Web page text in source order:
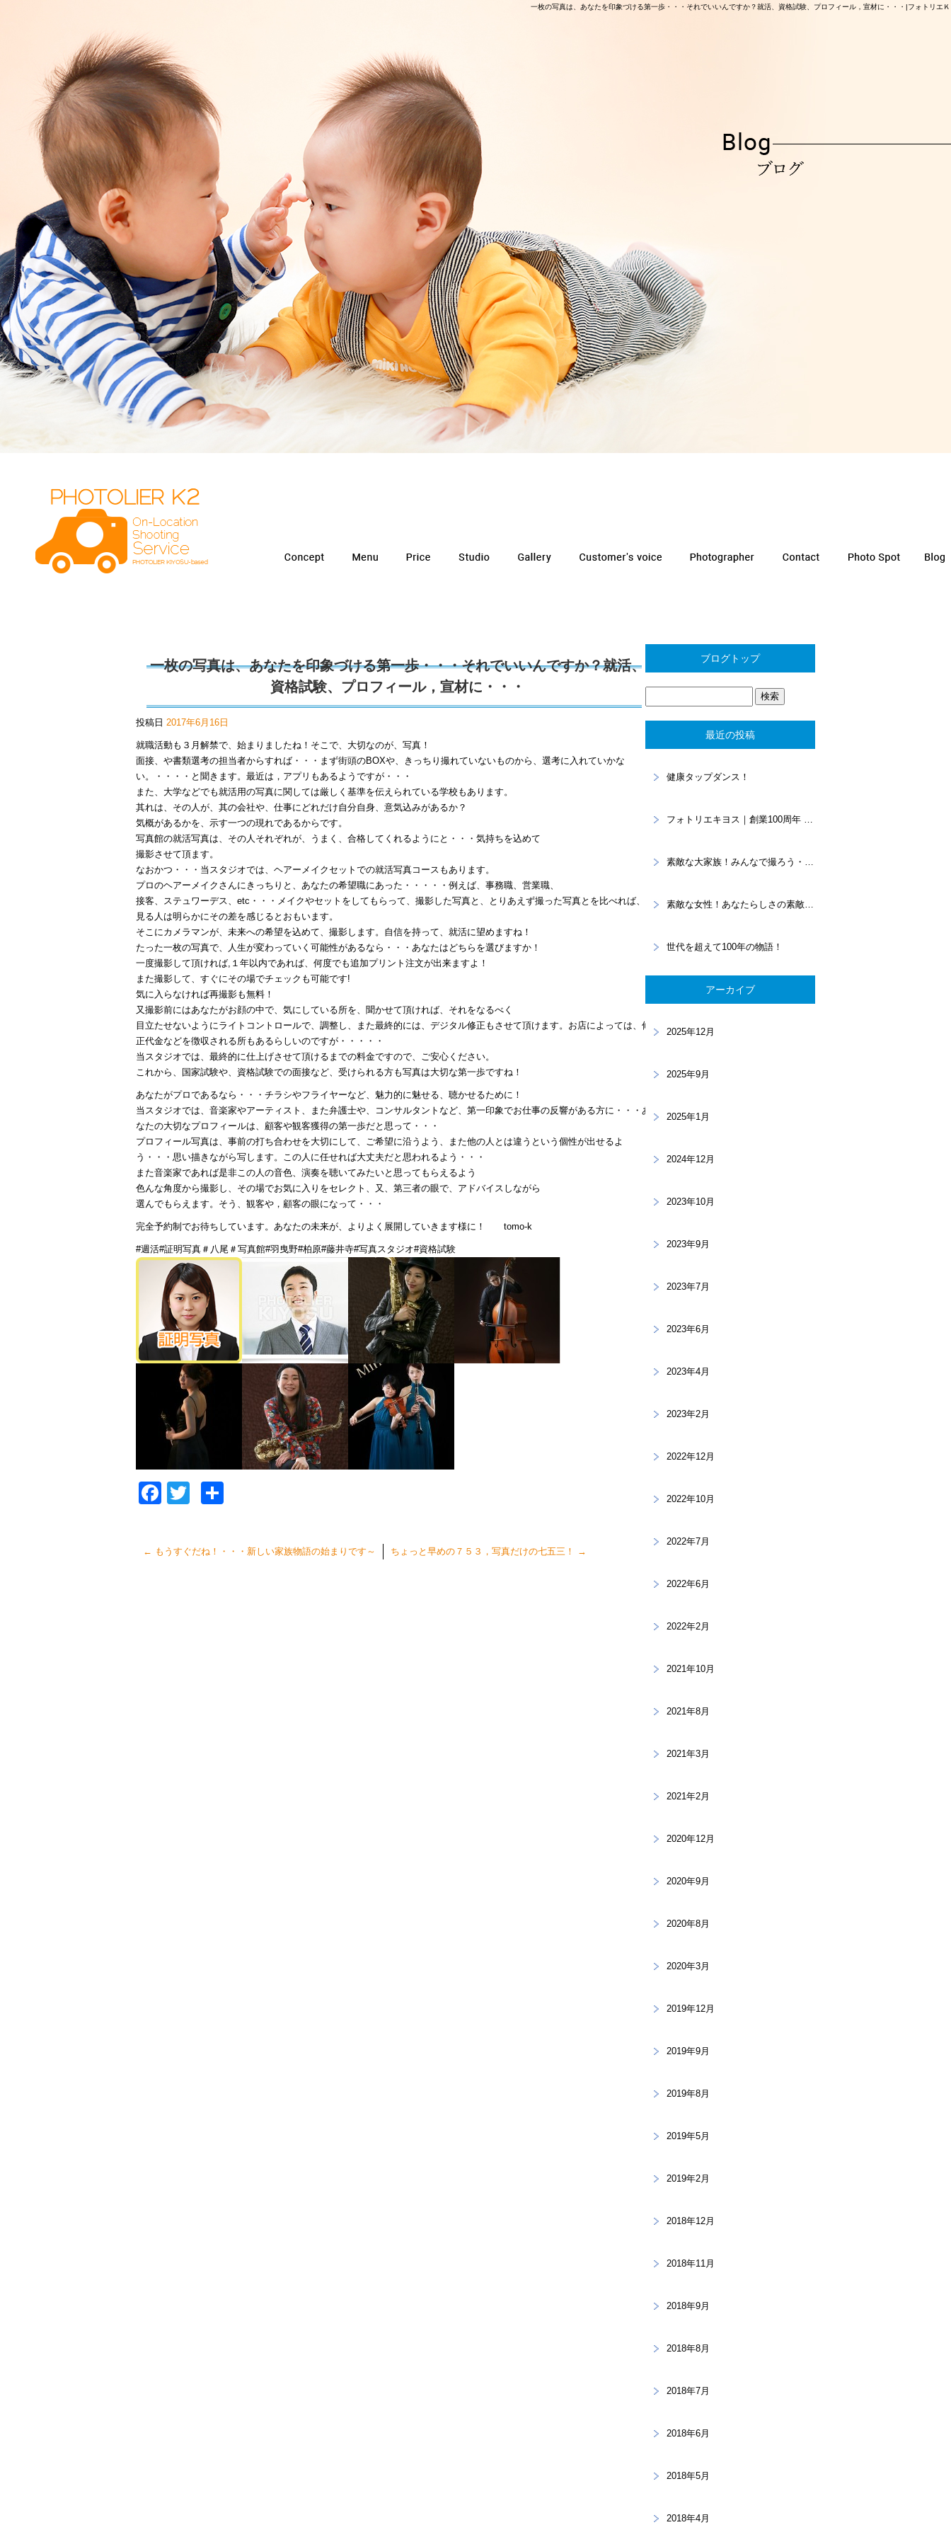
一枚の写真は、あなたを印象づける第一歩・・・それでいいんですか？就活、資格試験、プロフィール，宣材に・・・|フォトリエ
一枚の写真は、あなたを印象づける第一歩・・・それでいいんですか？就活、
資格試験、プロフィール，宣材に・・・
投稿日 2017年6月16日
就職活動も３月解禁で、始まりましたね！そこで、大切なのが、写真！
面接、や書類選考の担当者からすれば・・・まず街頭のBOXや、きっちり撮れていないものから、選考に入れていかな
い。・・・・と聞きます。最近は，アプリもあるようですが・・・
また、大学などでも就活用の写真に関しては厳しく基準を伝えられている学校もあります。
其れは、その人が、其の会社や、仕事にどれだけ自分自身、意気込みがあるか？
気概があるかを、示す一つの現れであるからです。
写真館の就活写真は、その人それぞれが、うまく、合格してくれるようにと・・・気持ちを込めて
撮影させて頂ます。
なおかつ・・・当スタジオでは、ヘアーメイクセットでの就活写真コースもあります。
プロのヘアーメイクさんにきっちりと、あなたの希望職にあった・・・・・例えば、事務職、営業職、
接客、ステュワーデス、etc・・・メイクやセットをしてもらって、撮影した写真と、とりあえず撮った写真とを比べれば、
見る人は明らかにその差を感じるとおもいます。
そこにカメラマンが、未来への希望を込めて、撮影します。自信を持って、就活に望めますね！
たった一枚の写真で、人生が変わっていく可能性があるなら・・・あなたはどちらを選びますか！
一度撮影して頂ければ,１年以内であれば、何度でも追加プリント注文が出来ますよ！
また撮影して、すぐにその場でチェックも可能です!
気に入らなければ再撮影も無料！
又撮影前にはあなたがお顔の中で、気にしている所を、聞かせて頂ければ、それをなるべく
目立たせないようにライトコントロールで、調整し、また最終的には、デジタル修正もさせて頂けます。お店によっては、修
正代金などを徴収される所もあるらしいのですが・・・・・
当スタジオでは、最終的に仕上げさせて頂けるまでの料金ですので、ご安心ください。
これから、国家試験や、資格試験での面接など、受けられる方も写真は大切な第一歩ですね！
あなたがプロであるなら・・・チラシやフライヤーなど、魅力的に魅せる、聴かせるために！
当スタジオでは、音楽家やアーティスト、また弁護士や、コンサルタントなど、第一印象でお仕事の反響がある方に・・・あ
なたの大切なプロフィールは、顧客や観客獲得の第一歩だと思って・・・
プロフィール写真は、事前の打ち合わせを大切にして、ご希望に沿うよう、また他の人とは違うという個性が出せるよ
う・・・思い描きながら写します。この人に任せれば大丈夫だと思われるよう・・・
また音楽家であれば是非この人の音色、演奏を聴いてみたいと思ってもらえるよう
色んな角度から撮影し、その場でお気に入りをセレクト、又、第三者の眼で、アドバイスしながら
選んでもらえます。そう、観客や，顧客の眼になって・・・
完全予約制でお待ちしています。あなたの未来が、よりよく展開していきます様に！ tomo-k
#週活#証明写真＃八尾＃写真館#羽曳野#柏原#藤井寺#写真スタジオ#資格試験
Facebook
Twitter
← もうすぐだね！・・・新しい家族物語の始まりです～ ちょっと早めの７５３，写真だけの七五三！ →
ブログトップ
最近の投稿
健康タップダンス！
フォトリエキヨス｜創業100周年 “あなたらしさ”を写真に残すスタジオ
素敵な大家族！みんなで撮ろう・・・家族記念。
素敵な女性！あなたらしさの素敵を大切に！プロフィール撮影
世代を超えて100年の物語！
アーカイブ
2025年12月
2025年9月
2025年1月
2024年12月
2023年10月
2023年9月
2023年7月
2023年6月
2023年4月
2023年2月
2022年12月
2022年10月
2022年7月
2022年6月
2022年2月
2021年10月
2021年8月
2021年3月
2021年2月
2020年12月
2020年9月
2020年8月
2020年3月
2019年12月
2019年9月
2019年8月
2019年5月
2019年2月
2018年12月
2018年11月
2018年9月
2018年8月
2018年7月
2018年6月
2018年5月
2018年4月